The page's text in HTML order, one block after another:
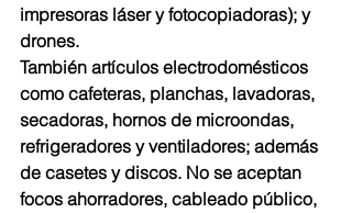
impresoras láser y fotocopiadoras); y
drones.
También artículos electrodomésticos
como cafeteras, planchas, lavadoras,
secadoras, hornos de microondas,
refrigeradores y ventiladores; además
de casetes y discos. No se aceptan
focos ahorradores, cableado público,